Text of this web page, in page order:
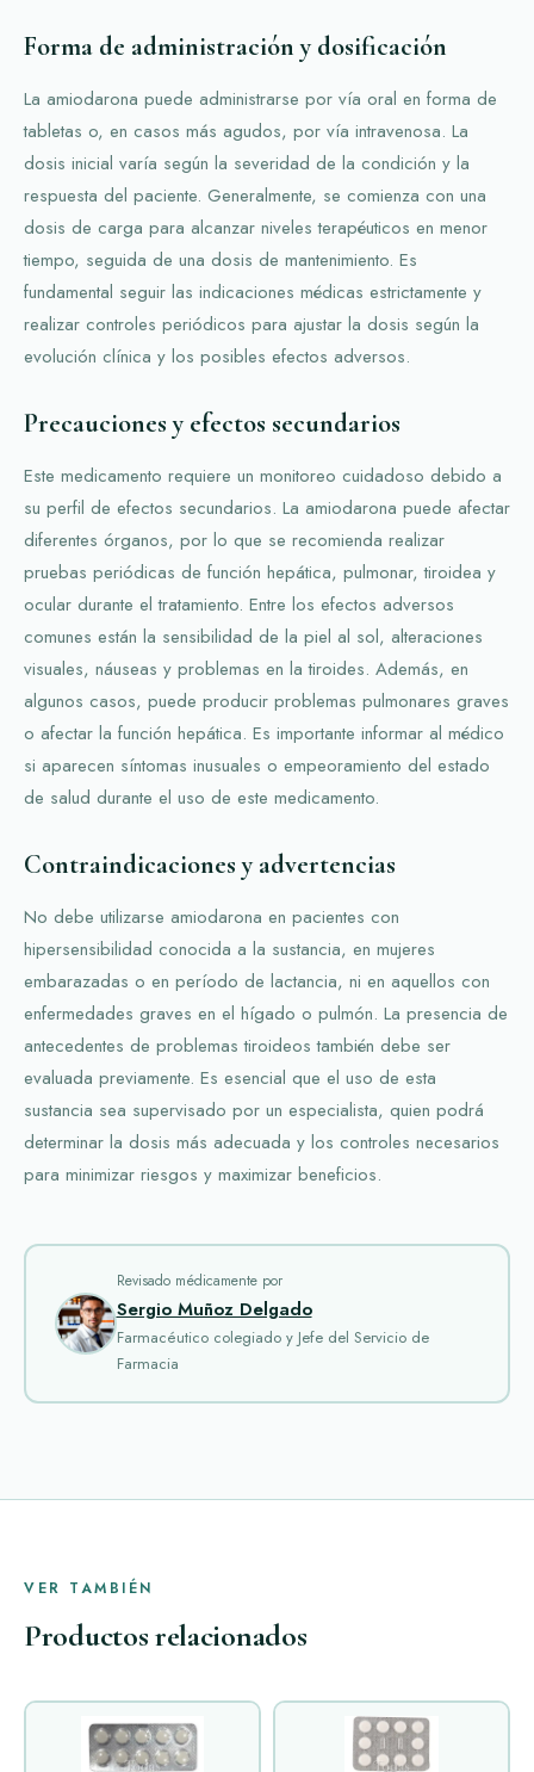
Forma de administración y dosificación
La amiodarona puede administrarse por vía oral en forma de
tabletas o, en casos más agudos, por vía intravenosa. La
dosis inicial varía según la severidad de la condición y la
respuesta del paciente. Generalmente, se comienza con una
dosis de carga para alcanzar niveles terapéuticos en menor
tiempo, seguida de una dosis de mantenimiento. Es
fundamental seguir las indicaciones médicas estrictamente y
realizar controles periódicos para ajustar la dosis según la
evolución clínica y los posibles efectos adversos.
Precauciones y efectos secundarios
Este medicamento requiere un monitoreo cuidadoso debido a
su perfil de efectos secundarios. La amiodarona puede afectar
diferentes órganos, por lo que se recomienda realizar
pruebas periódicas de función hepática, pulmonar, tiroidea y
ocular durante el tratamiento. Entre los efectos adversos
comunes están la sensibilidad de la piel al sol, alteraciones
visuales, náuseas y problemas en la tiroides. Además, en
algunos casos, puede producir problemas pulmonares graves
o afectar la función hepática. Es importante informar al médico
si aparecen síntomas inusuales o empeoramiento del estado
de salud durante el uso de este medicamento.
Contraindicaciones y advertencias
No debe utilizarse amiodarona en pacientes con
hipersensibilidad conocida a la sustancia, en mujeres
embarazadas o en período de lactancia, ni en aquellos con
enfermedades graves en el hígado o pulmón. La presencia de
antecedentes de problemas tiroideos también debe ser
evaluada previamente. Es esencial que el uso de esta
sustancia sea supervisado por un especialista, quien podrá
determinar la dosis más adecuada y los controles necesarios
para minimizar riesgos y maximizar beneficios.
Revisado médicamente por
Sergio Muñoz Delgado
Farmacéutico colegiado y Jefe del Servicio de
Farmacia
VER TAMBIÉN
Productos relacionados